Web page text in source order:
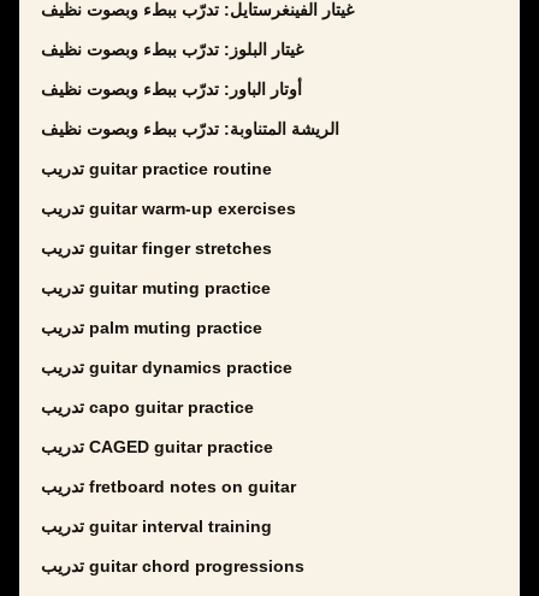
غيتار الفينغرستايل: تدرّب ببطء وبصوت نظيف
غيتار البلوز: تدرّب ببطء وبصوت نظيف
أوتار الباور: تدرّب ببطء وبصوت نظيف
الريشة المتناوبة: تدرّب ببطء وبصوت نظيف
تدريب guitar practice routine
تدريب guitar warm-up exercises
تدريب guitar finger stretches
تدريب guitar muting practice
تدريب palm muting practice
تدريب guitar dynamics practice
تدريب capo guitar practice
تدريب CAGED guitar practice
تدريب fretboard notes on guitar
تدريب guitar interval training
تدريب guitar chord progressions